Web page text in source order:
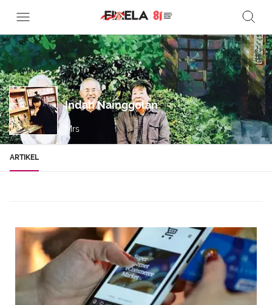
Indah Nainggolan
Mrs
ARTIKEL